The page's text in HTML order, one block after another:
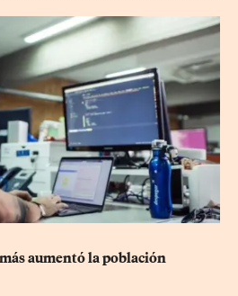
aumentó la población